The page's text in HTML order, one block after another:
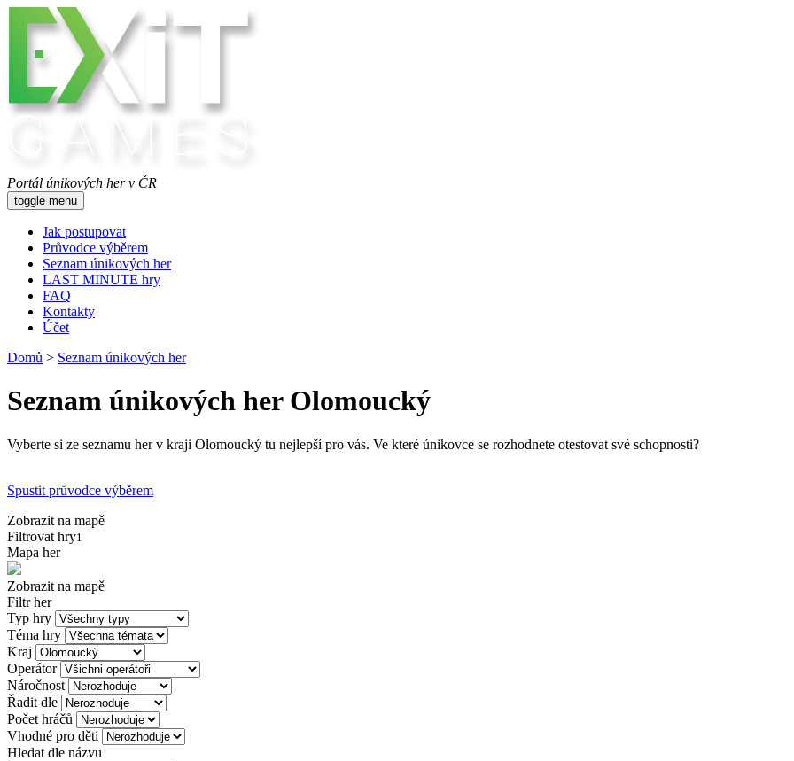
Portál únikových her v ČR
toggle menu
Jak postupovat
Průvodce výběrem
Seznam únikových her
LAST MINUTE hry
FAQ
Kontakty
Účet
Domů > Seznam únikových her
Seznam únikových her Olomoucký
Vyberte si ze seznamu her v kraji Olomoucký tu nejlepší pro vás. Ve které únikovce se rozhodnete otestovat své schopnosti?
Spustit průvodce výběrem
Zobrazit na mapě
Filtrovat hry1
Mapa her
Zobrazit na mapě
Filtr her
Typ hry
Téma hry
Kraj
Operátor
Náročnost
Řadit dle
Počet hráčů
Vhodné pro děti
Hledat dle názvu